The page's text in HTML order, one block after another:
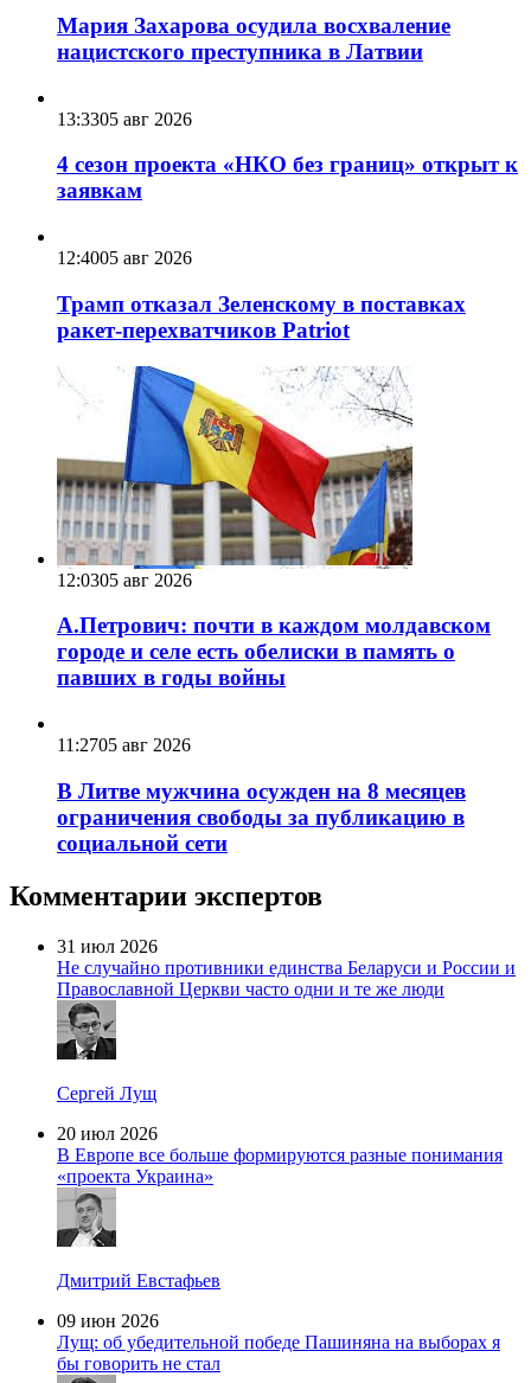
Мария Захарова осудила восхваление
нацистского преступника в Латвии
13:3305 авг 2026
4 сезон проекта «НКО без границ» открыт к
заявкам
12:4005 авг 2026
Трамп отказал Зеленскому в поставках
ракет-перехватчиков Patriot
12:0305 авг 2026
А.Петрович: почти в каждом молдавском
городе и селе есть обелиски в память о
павших в годы войны
11:2705 авг 2026
В Литве мужчина осужден на 8 месяцев
ограничения свободы за публикацию в
социальной сети
Комментарии экспертов
31 июл 2026
Не случайно противники единства Беларуси и России и
Православной Церкви часто одни и те же люди
Сергей Лущ
20 июл 2026
В Европе все больше формируются разные понимания
«проекта Украина»
Дмитрий Евстафьев
09 июн 2026
Лущ: об убедительной победе Пашиняна на выборах я
бы говорить не стал